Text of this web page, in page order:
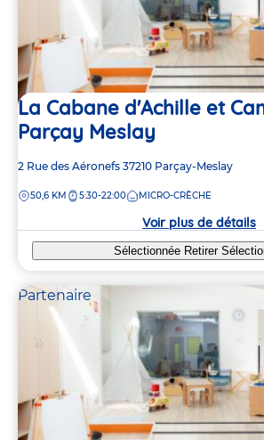
La Cabane d'Achille et
Parçay Meslay
Adresse
la
2 Rue des Aéronefs 37210 Parçay-Meslay
DISTANCE
50,6 KM 5:30-22:00 MICRO-CRÈCHE
Voir plus de détails
Sélectionnée Retirer
Partenaire